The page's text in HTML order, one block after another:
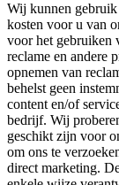
Wij kunnen gebruik
kosten voor u van
voor het gebruiken
reclame en andere
opnemen van
behelst geen
content en/of
bedrijf. Wij
geschikt zijn voor
om ons te
direct marketing.